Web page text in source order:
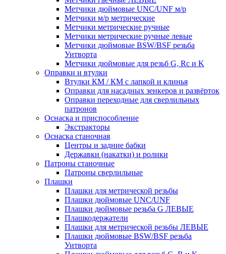
Метчики дюймовые UNC/UNF м/р
Метчики м/р метрические
Метчики метрические ручные
Метчики метрические ручные левые
Метчики дюймовые BSW/BSF резьба
Уитворта
Метчики дюймовые для резьб G, Rc и K
Оправки и втулки
Втулки КМ / КМ с лапкой и клинья
Оправки для насадных зенкеров и развёрток
Оправки переходные для сверлильных
патронов
Оснаска и приспособление
Экстракторы
Оснаска станочная
Центры и задние бабки
Державки (накатки) и ролики
Патроны станочные
Патроны сверлильные
Плашки
Плашки для метрической резьбы
Плашки дюймовые UNC/UNF
Плашки дюймовые резьба G ЛЕВЫЕ
Плашкодержатели
Плашки для метрической резьбы ЛЕВЫЕ
Плашки дюймовые BSW/BSF резьба
Уитворта